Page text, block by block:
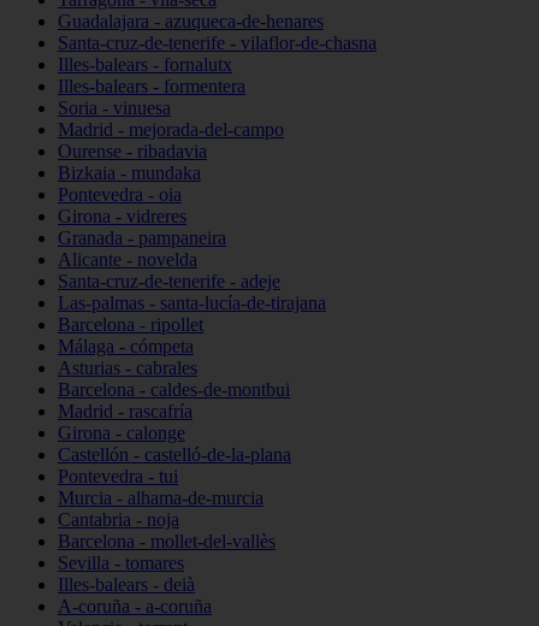
Guadalajara - azuqueca-de-henares
Santa-cruz-de-tenerife - vilaflor-de-chasna
Illes-balears - fornalutx
Illes-balears - formentera
Soria - vinuesa
Madrid - mejorada-del-campo
Ourense - ribadavia
Bizkaia - mundaka
Pontevedra - oia
Girona - vidreres
Granada - pampaneira
Alicante - novelda
Santa-cruz-de-tenerife - adeje
Las-palmas - santa-lucía-de-tirajana
Barcelona - ripollet
Málaga - cómpeta
Asturias - cabrales
Barcelona - caldes-de-montbui
Madrid - rascafría
Girona - calonge
Castellón - castelló-de-la-plana
Pontevedra - tui
Murcia - alhama-de-murcia
Cantabria - noja
Barcelona - mollet-del-vallès
Sevilla - tomares
Illes-balears - deià
A-coruña - a-coruña